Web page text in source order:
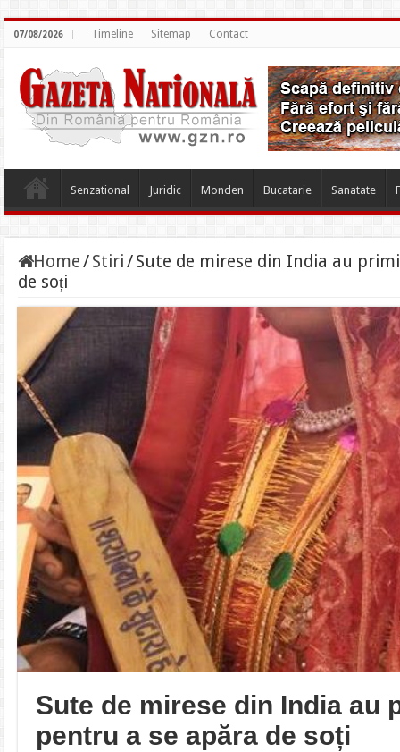
07/08/2026 Timeline Sitemap Contact
Senzational Juridic Monden Bucatarie Sanatate
Home/Stiri/Sute de mirese din India au
de soți
Sute de mirese din India au
pentru a se apăra de soți